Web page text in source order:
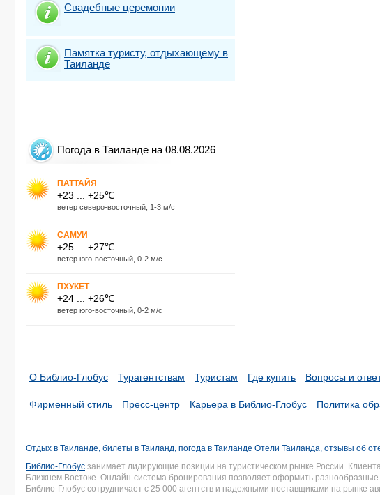
Свадебные церемонии
Памятка туристу, отдыхающему в
Таиланде
Погода в Таиланде на 08.08.2026
ПАТТАЙЯ
+23 ... +25℃
ветер северо-восточный, 1-3 м/с
САМУИ
+25 ... +27℃
ветер юго-восточный, 0-2 м/с
ПХУКЕТ
+24 ... +26℃
ветер юго-восточный, 0-2 м/с
О Библио-Глобус Турагентствам Туристам Где купить Вопросы и
Фирменный стиль Пресс-центр Карьера в Библио-Глобус Политика
Отдых в Таиланде, билеты в Таиланд, погода в Таиланде Отели Таиланда, отзывы об
Библио-Глобус занимает лидирующие позиции на туристическом рынке России.
Ближнем Востоке. Онлайн-система бронирования позволяет оформить
Библио-Глобус сотрудничает с 25 000 агентств и надежными поставщиками на